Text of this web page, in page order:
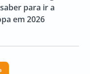
para ir a
em 2026